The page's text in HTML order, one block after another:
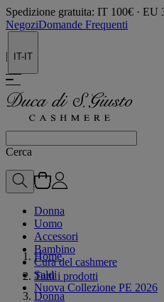
Spedizione gratuita: IT 100€ · EU
NegoziDomande Frequenti
| IT-IT
Cerca
Donna
Uomo
Accessori
Bambino
Cura del cashmere
Saldi
Nuova Collezione PE 2026
Home
Tutti i prodotti
Donna